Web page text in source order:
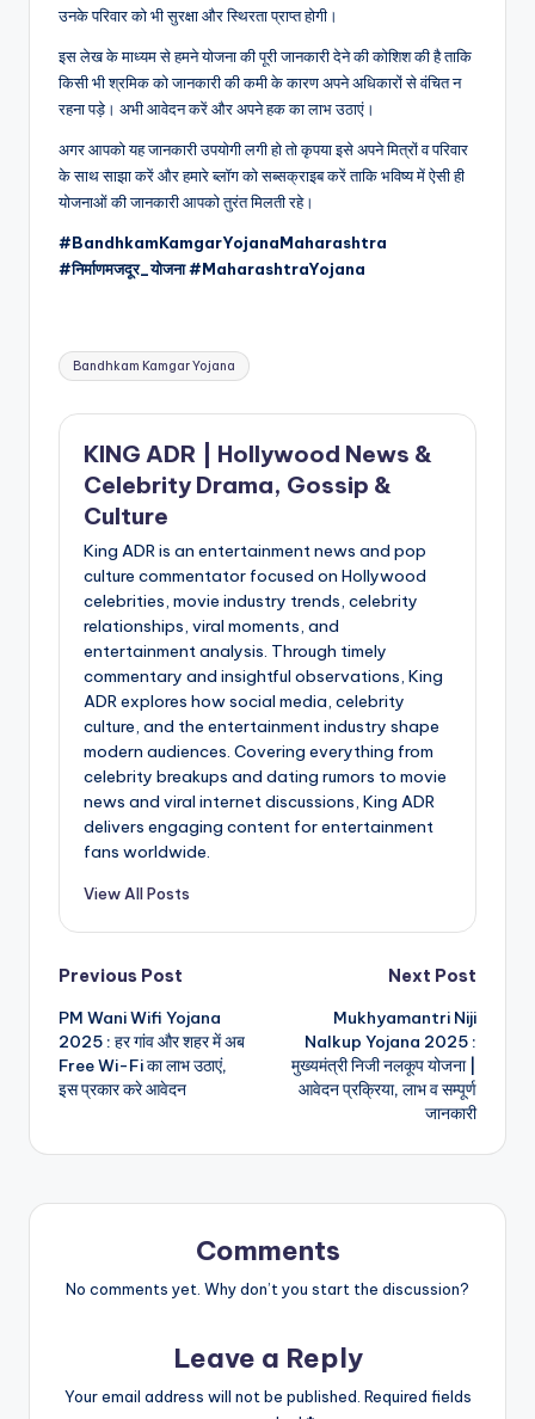
उनके परिवार को भी सुरक्षा और स्थिरता प्राप्त होगी।
इस लेख के माध्यम से हमने योजना की पूरी जानकारी देने की कोशिश की है ताकि
किसी भी श्रमिक को जानकारी की कमी के कारण अपने अधिकारों से वंचित न
रहना पड़े। अभी आवेदन करें और अपने हक का लाभ उठाएं।
अगर आपको यह जानकारी उपयोगी लगी हो तो कृपया इसे अपने मित्रों व परिवार
के साथ साझा करें और हमारे ब्लॉग को सब्सक्राइब करें ताकि भविष्य में ऐसी ही
योजनाओं की जानकारी आपको तुरंत मिलती रहे।
#BandhkamKamgarYojanaMaharashtra
#निर्माणमजदूर_योजना #MaharashtraYojana
Tags:
Bandhkam Kamgar Yojana
KING ADR | Hollywood News &
Celebrity Drama, Gossip &
Culture
King ADR is an entertainment news and pop
culture commentator focused on Hollywood
celebrities, movie industry trends, celebrity
relationships, viral moments, and
entertainment analysis. Through timely
commentary and insightful observations, King
ADR explores how social media, celebrity
culture, and the entertainment industry shape
modern audiences. Covering everything from
celebrity breakups and dating rumors to movie
news and viral internet discussions, King ADR
delivers engaging content for entertainment
fans worldwide.
View All Posts
Post
navigation
Previous Post
PM Wani Wifi Yojana
2025 : हर गांव और शहर में अब
Free Wi-Fi का लाभ उठाएं,
इस प्रकार करे आवेदन
Next Post
Mukhyamantri Niji
Nalkup Yojana 2025 :
मुख्यमंत्री निजी नलकूप योजना |
आवेदन प्रक्रिया, लाभ व सम्पूर्ण
जानकारी
Comments
No comments yet. Why don’t you start the discussion?
Leave a Reply
Your email address will not be published. Required fields